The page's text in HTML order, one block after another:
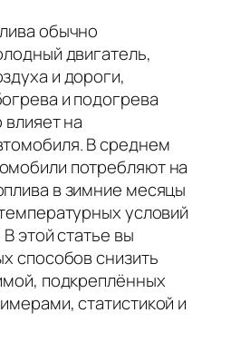
обычно
двигатель,
и дороги,
и подогрева
на
В среднем
потребляют на
в зимние месяцы
условий
этой статье вы
способов снизить
подкреплённых
статистикой и